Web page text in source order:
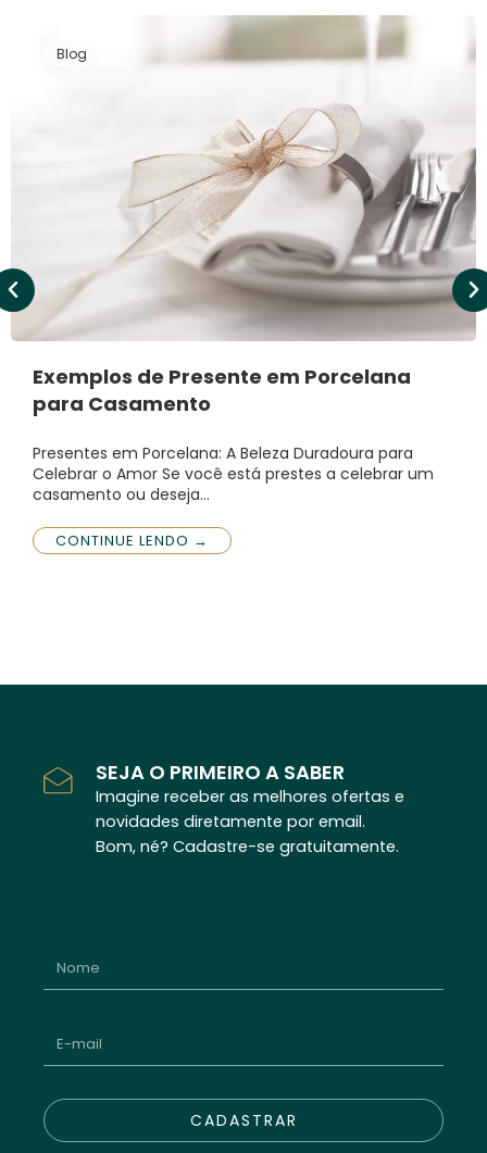
Blog
Exemplos de Presente em Porcelana
para Casamento
Presentes em Porcelana: A Beleza Duradoura para
Celebrar o Amor Se você está prestes a celebrar um
casamento ou deseja…
CONTINUE LENDO →
SEJA O PRIMEIRO A SABER
Imagine receber as melhores ofertas e
novidades diretamente por email.
Bom, né? Cadastre-se gratuitamente.
CADASTRAR